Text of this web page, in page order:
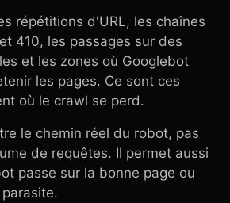
répétitions d'URL, les chaînes
410, les passages sur des
et les zones où Googlebot
les pages. Ce sont ces
où le crawl se perd.
le chemin réel du robot, pas
de requêtes. Il permet aussi
passe sur la bonne page ou